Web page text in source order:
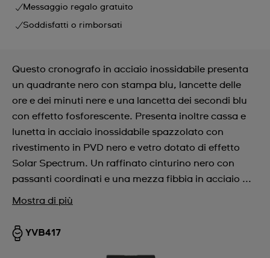
Messaggio regalo gratuito
Soddisfatti o rimborsati
Questo cronografo in acciaio inossidabile presenta
un quadrante nero con stampa blu, lancette delle
ore e dei minuti nere e una lancetta dei secondi blu
con effetto fosforescente. Presenta inoltre cassa e
lunetta in acciaio inossidabile spazzolato con
rivestimento in PVD nero e vetro dotato di effetto
Solar Spectrum. Un raffinato cinturino nero con
passanti coordinati e una mezza fibbia in acciaio ...
Mostra di più
YVB417